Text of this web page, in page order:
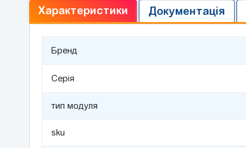
Характеристики Документація
Бренд
Серія
тип модуля
sku